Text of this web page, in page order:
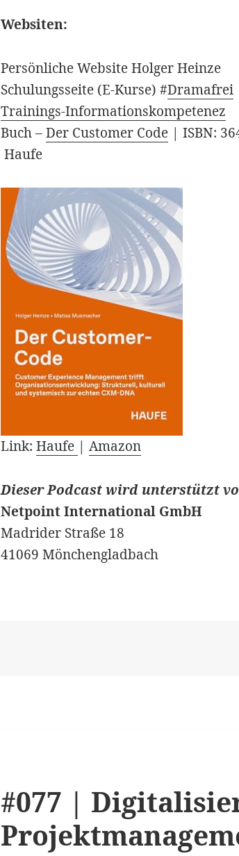
Websiten:
Persönliche Website Holger Heinze
Schulungsseite (E-Kurse) #Dramafrei
Trainings-Informationskompetenez
Buch –Der Customer Code | ISBN:
‎ Haufe
Link:Haufe |Amazon
Dieser Podcast wird unterstützt
Netpoint International GmbH
Madrider Straße 18
41069 Mönchengladbach
#077 |